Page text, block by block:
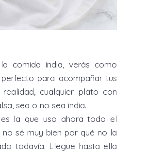
comida india, verás como
para acompañar tus
cualquier plato con
sea o no sea india.
la que uso ahora todo el
sé muy bien por qué no la
todavía. Llegue hasta ella